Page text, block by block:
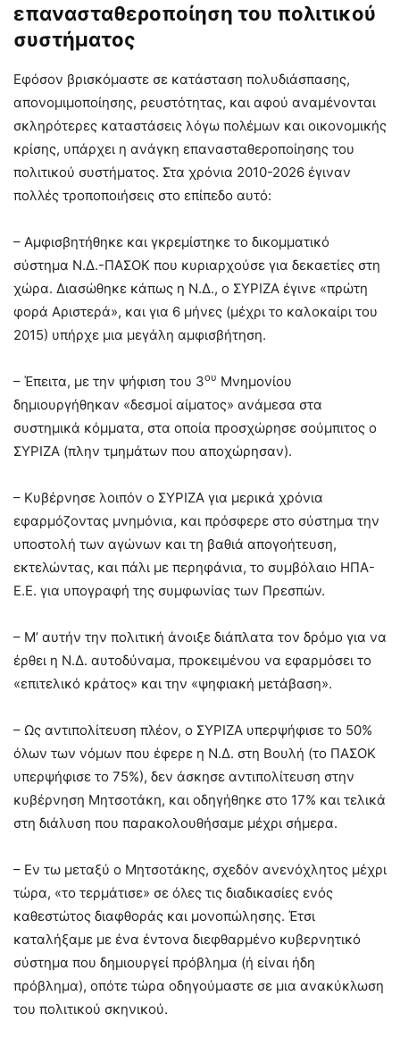
επανασταθεροποίηση του πολιτικού
συστήματος
Εφόσον βρισκόμαστε σε κατάσταση πολυδιάσπασης,
απονομιμοποίησης, ρευστότητας, και αφού αναμένονται
σκληρότερες καταστάσεις λόγω πολέμων και οικονομικής
κρίσης, υπάρχει η ανάγκη επανασταθεροποίησης του
πολιτικού συστήματος. Στα χρόνια 2010-2026 έγιναν
πολλές τροποποιήσεις στο επίπεδο αυτό:
– Αμφισβητήθηκε και γκρεμίστηκε το δικομματικό
σύστημα Ν.Δ.-ΠΑΣΟΚ που κυριαρχούσε για δεκαετίες στη
χώρα. Διασώθηκε κάπως η Ν.Δ., ο ΣΥΡΙΖΑ έγινε «πρώτη
φορά Αριστερά», και για 6 μήνες (μέχρι το καλοκαίρι του
2015) υπήρχε μια μεγάλη αμφισβήτηση.
– Έπειτα, με την ψήφιση του 3ου Μνημονίου
δημιουργήθηκαν «δεσμοί αίματος» ανάμεσα στα
συστημικά κόμματα, στα οποία προσχώρησε σούμπιτος ο
ΣΥΡΙΖΑ (πλην τμημάτων που αποχώρησαν).
– Κυβέρνησε λοιπόν ο ΣΥΡΙΖΑ για μερικά χρόνια
εφαρμόζοντας μνημόνια, και πρόσφερε στο σύστημα την
υποστολή των αγώνων και τη βαθιά απογοήτευση,
εκτελώντας, και πάλι με περηφάνια, το συμβόλαιο ΗΠΑ-
Ε.Ε. για υπογραφή της συμφωνίας των Πρεσπών.
– Μ’ αυτήν την πολιτική άνοιξε διάπλατα τον δρόμο για να
έρθει η Ν.Δ. αυτοδύναμα, προκειμένου να εφαρμόσει το
«επιτελικό κράτος» και την «ψηφιακή μετάβαση».
– Ως αντιπολίτευση πλέον, ο ΣΥΡΙΖΑ υπερψήφισε το 50%
όλων των νόμων που έφερε η Ν.Δ. στη Βουλή (το ΠΑΣΟΚ
υπερψήφισε το 75%), δεν άσκησε αντιπολίτευση στην
κυβέρνηση Μητσοτάκη, και οδηγήθηκε στο 17% και τελικά
στη διάλυση που παρακολουθήσαμε μέχρι σήμερα.
– Εν τω μεταξύ ο Μητσοτάκης, σχεδόν ανενόχλητος μέχρι
τώρα, «το τερμάτισε» σε όλες τις διαδικασίες ενός
καθεστώτος διαφθοράς και μονοπώλησης. Έτσι
καταλήξαμε με ένα έντονα διεφθαρμένο κυβερνητικό
σύστημα που δημιουργεί πρόβλημα (ή είναι ήδη
πρόβλημα), οπότε τώρα οδηγούμαστε σε μια ανακύκλωση
του πολιτικού σκηνικού.